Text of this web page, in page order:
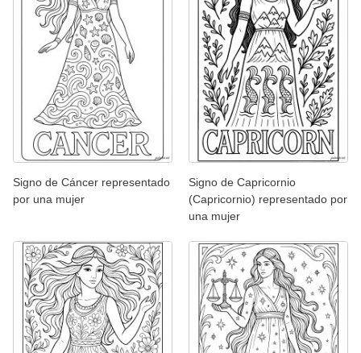
Signo de Cáncer representado
por una mujer
Signo de Capricornio
(Capricornio) representado por
una mujer